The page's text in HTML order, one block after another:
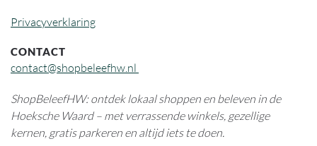
Privacyverklaring
CONTACT
contact@shopbeleefhw.nl
ShopBeleefHW: ontdek lokaal shoppen en beleven in de
Hoeksche Waard – met verrassende winkels, gezellige
kernen, gratis parkeren en altijd iets te doen.